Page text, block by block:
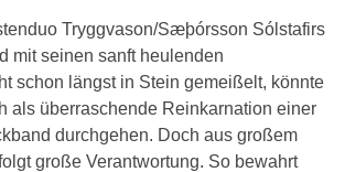
Tryggvason/Sæþórsson Sólstafirs
mit seinen sanft heulenden
schon längst in Stein gemeißelt, könnte
als überraschende Reinkarnation einer
durchgehen. Doch aus großem
große Verantwortung. So bewahrt